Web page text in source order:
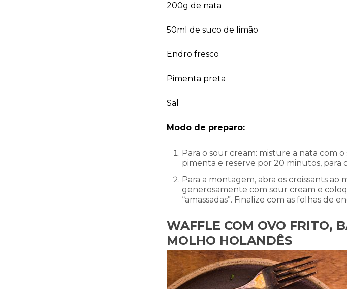
200g de nata
50ml de suco de limão
Endro fresco
Pimenta preta
Sal
Modo de preparo:
Para o sour cream: misture a nata com
pimenta e reserve por 20 minutos, para
Para a montagem, abra os croissants ao
generosamente com sour cream e
“amassadas”. Finalize com as folhas de
WAFFLE COM OVO FRITO,
MOLHO HOLANDÊS